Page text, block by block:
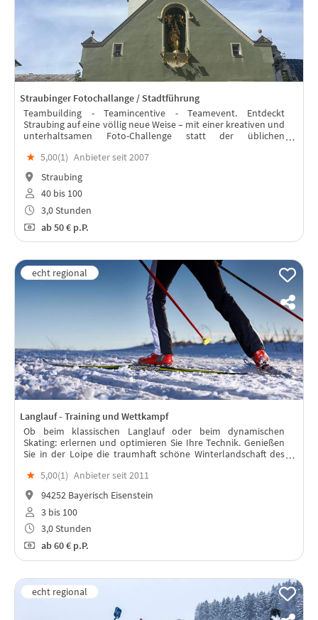
Straubinger Fotochallange / Stadtführung
Teambuilding - Teamincentive - Teamevent. Entdeckt
Straubing auf eine völlig neue Weise – mit einer kreativen und
unterhaltsamen Foto-Challenge statt der üblichen
★ 5,00(1) Anbieter seit 2007
Straubing
40 bis 100
3,0 Stunden
ab50 € p.P.
Langlauf - Training und Wettkampf
Ob beim klassischen Langlauf oder beim dynamischen
Skating: erlernen und optimieren Sie Ihre Technik. Genießen
Sie in der Loipe die traumhaft schöne Winterlandschaft des
★ 5,00(1) Anbieter seit 2011
94252 Bayerisch Eisenstein
3 bis 100
3,0 Stunden
ab60 € p.P.